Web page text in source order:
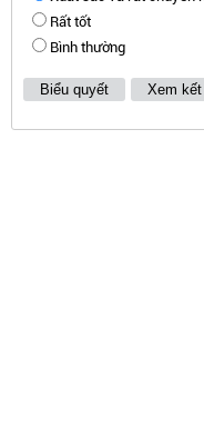
Rất tốt
Bình thường
Biểu quyết Xem kết